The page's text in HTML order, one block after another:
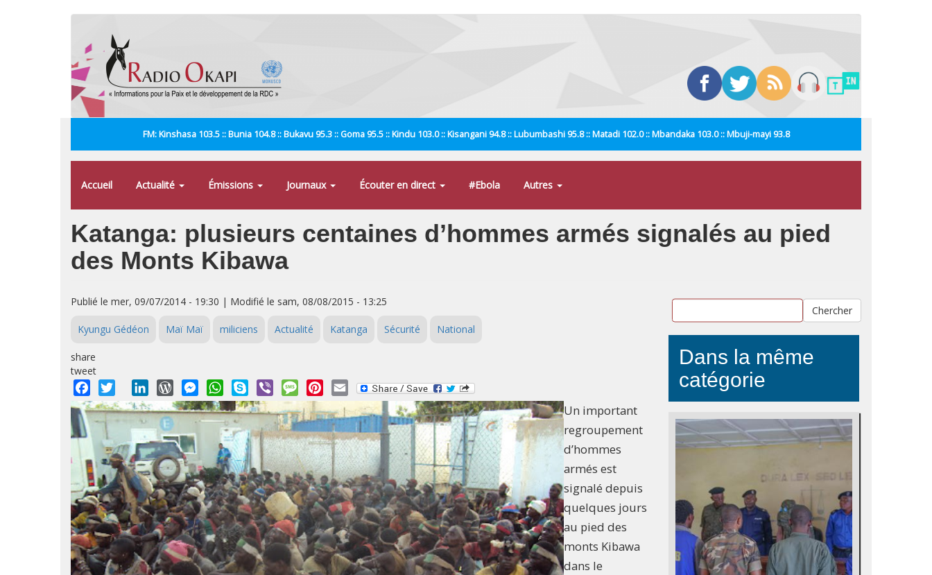
FM: Kinshasa 103.5 :: Bunia 104.8 :: Bukavu 95.3 :: Goma 95.5 :: Kindu 103.0 :: Kisangani 94.8 :: Lubumbashi 95.8 :: Matadi 102.0 :: Mbandaka 103.0 :: Mbuji-mayi 93.8
Accueil Actualité Émissions Journaux Écouter en direct #Ebola Autres
Katanga: plusieurs centaines d’hommes armés signalés au pied
des Monts Kibawa
Publié le mer, 09/07/2014 - 19:30 | Modifié le sam, 08/08/2015 - 13:25
Kyungu Gédéon Maï Maï miliciens Actualité Katanga Sécurité National
share
tweet
Facebook
Twitter LinkedInWordPressMessengerWhatsApp
Skype Viber MessagePinterest
Email
Un important
regroupement
d’hommes
armés est
signalé depuis
quelques jours
au pied des
monts Kibawa
dans le
Chercher
Dans la même
catégorie